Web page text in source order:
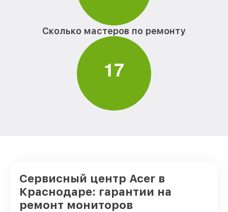
Сколько мастеров по ремонту
17
Сервисный центр Acer в
Краснодаре: гарантии на
ремонт мониторов